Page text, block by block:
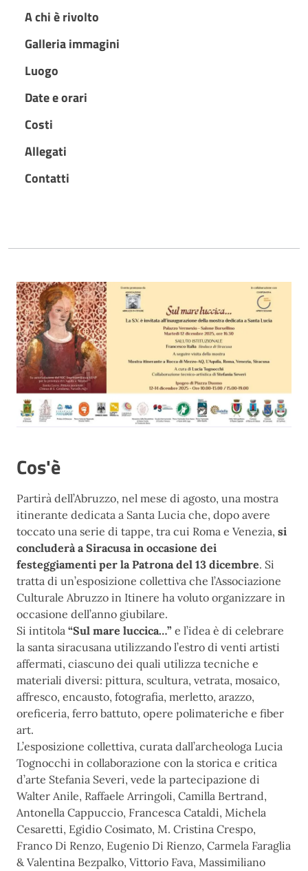
A chi è rivolto
Galleria immagini
Luogo
Date e orari
Costi
Allegati
Contatti
Cos'è
Partirà dell’Abruzzo, nel mese di agosto, una mostra
itinerante dedicata a Santa Lucia che, dopo avere
toccato una serie di tappe, tra cui Roma e Venezia, si
concluderà a Siracusa in occasione dei
festeggiamenti per la Patrona del 13 dicembre. Si
tratta di un’esposizione collettiva che l’Associazione
Culturale Abruzzo in Itinere ha voluto organizzare in
occasione dell’anno giubilare.
Si intitola “Sul mare luccica…” e l’idea è di celebrare
la santa siracusana utilizzando l’estro di venti artisti
affermati, ciascuno dei quali utilizza tecniche e
materiali diversi: pittura, scultura, vetrata, mosaico,
affresco, encausto, fotografia, merletto, arazzo,
oreficeria, ferro battuto, opere polimateriche e fiber
art.
L’esposizione collettiva, curata dall’archeologa Lucia
Tognocchi in collaborazione con la storica e critica
d’arte Stefania Severi, vede la partecipazione di
Walter Anile, Raffaele Arringoli, Camilla Bertrand,
Antonella Cappuccio, Francesca Cataldi, Michela
Cesaretti, Egidio Cosimato, M. Cristina Crespo,
Franco Di Renzo, Eugenio Di Rienzo, Carmela Faraglia
& Valentina Bezpalko, Vittorio Fava, Massimiliano